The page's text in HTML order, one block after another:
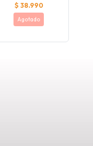
$ 38.990
Agotado